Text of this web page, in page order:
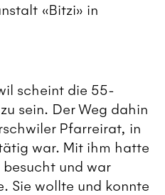
«Bitzi» in
scheint die 55-
sein. Der Weg dahin
Pfarreirat, in
war. Mit ihm hatte
besucht und war
Sie wollte und konnte